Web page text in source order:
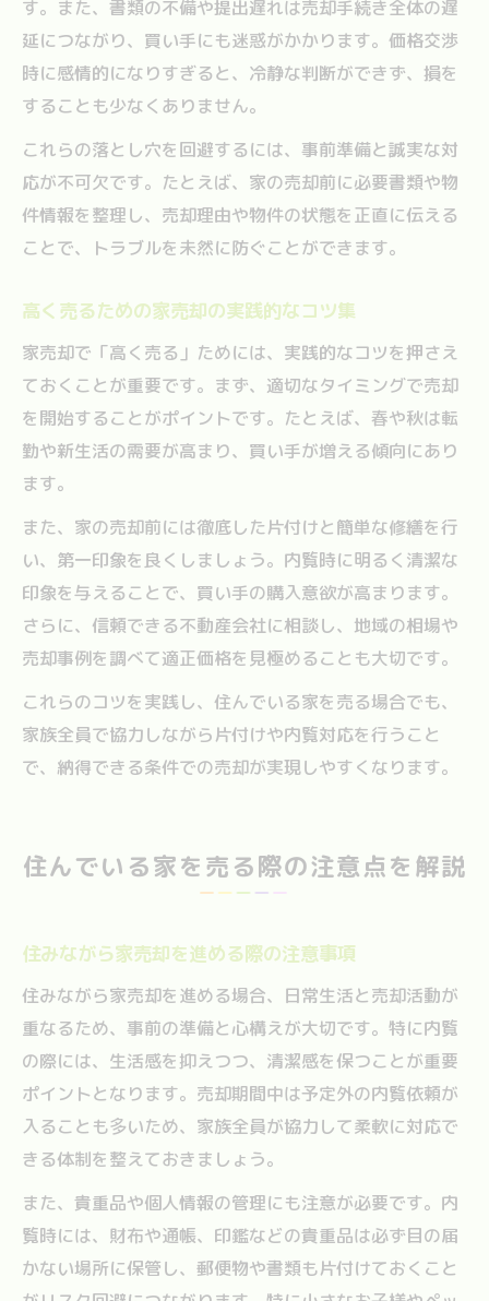
す。また、書類の不備や提出遅れは売却手続き全体の遅
延につながり、買い手にも迷惑がかかります。価格交渉
時に感情的になりすぎると、冷静な判断ができず、損を
することも少なくありません。
これらの落とし穴を回避するには、事前準備と誠実な対
応が不可欠です。たとえば、家の売却前に必要書類や物
件情報を整理し、売却理由や物件の状態を正直に伝える
ことで、トラブルを未然に防ぐことができます。
高く売るための家売却の実践的なコツ集
家売却で「高く売る」ためには、実践的なコツを押さえ
ておくことが重要です。まず、適切なタイミングで売却
を開始することがポイントです。たとえば、春や秋は転
勤や新生活の需要が高まり、買い手が増える傾向にあり
ます。
また、家の売却前には徹底した片付けと簡単な修繕を行
い、第一印象を良くしましょう。内覧時に明るく清潔な
印象を与えることで、買い手の購入意欲が高まります。
さらに、信頼できる不動産会社に相談し、地域の相場や
売却事例を調べて適正価格を見極めることも大切です。
これらのコツを実践し、住んでいる家を売る場合でも、
家族全員で協力しながら片付けや内覧対応を行うこと
で、納得できる条件での売却が実現しやすくなります。
住んでいる家を売る際の注意点を解説
住みながら家売却を進める際の注意事項
住みながら家売却を進める場合、日常生活と売却活動が
重なるため、事前の準備と心構えが大切です。特に内覧
の際には、生活感を抑えつつ、清潔感を保つことが重要
ポイントとなります。売却期間中は予定外の内覧依頼が
入ることも多いため、家族全員が協力して柔軟に対応で
きる体制を整えておきましょう。
また、貴重品や個人情報の管理にも注意が必要です。内
覧時には、財布や通帳、印鑑などの貴重品は必ず目の届
かない場所に保管し、郵便物や書類も片付けておくこと